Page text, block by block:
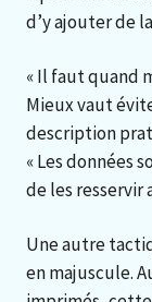
d’y ajouter de
« Il faut quand
Mieux vaut
description
« Les données
de les resservir
Une autre
en majuscule.